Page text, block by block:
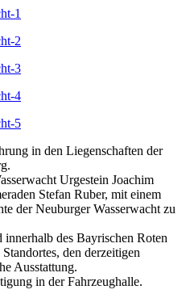
in den Liegenschaften der
Urgestein Joachim
Stefan Ruber, mit einem
der Neuburger Wasserwacht zu
des Bayrischen Roten
den derzeitigen
Ausstattung.
in der Fahrzeughalle.